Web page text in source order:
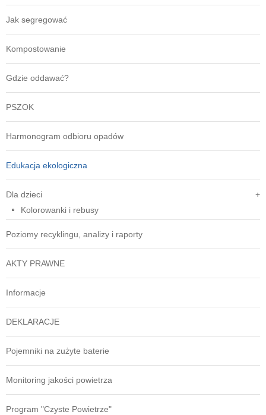
Jak segregować
Kompostowanie
Gdzie oddawać?
PSZOK
Harmonogram odbioru opadów
Edukacja ekologiczna
Dla dzieci
Kolorowanki i rebusy
Poziomy recyklingu, analizy i raporty
AKTY PRAWNE
Informacje
DEKLARACJE
Pojemniki na zużyte baterie
Monitoring jakości powietrza
Program "Czyste Powietrze"